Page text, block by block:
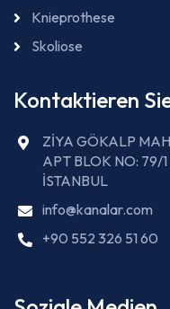
Knieprothese
Skoliose
Kontaktieren
ZİYA GÖKALP
APT BLOK NO: 79/
İSTANBUL
info@kanalar.com
+90 552 326 51 60